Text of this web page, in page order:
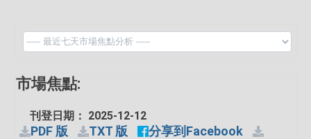
市場焦點:
刊登日期： 2025-12-12
PDF 版 TXT 版
分享到Facebook